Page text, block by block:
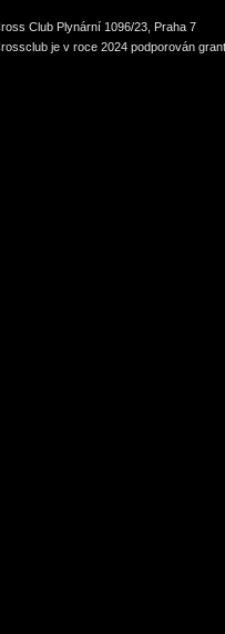
Club Plynární 1096/23, Praha 7
je v roce 2024 podporován